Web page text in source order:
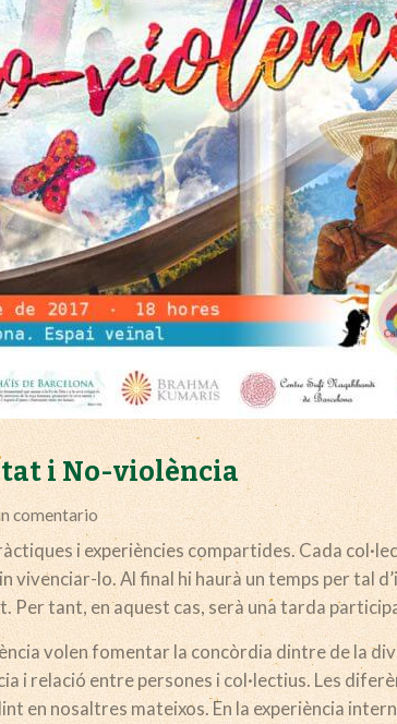
i No-violència
comentario
i experiències compartides. Cada
vivenciar-lo. Al final hi haurà un temps per tal
Per tant, en aquest cas, serà una tarda
volen fomentar la concòrdia dintre de la
i relació entre persones i col·lectius. Les
en nosaltres mateixos. En la experiència